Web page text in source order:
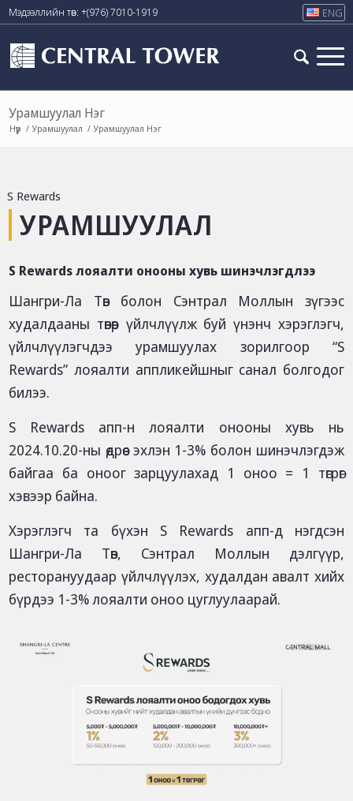
Мэдээллийн төв: +(976) 7010-1919
Урамшуулал Нэг
/ Урамшуулал / Урамшуулал Нэг
S Rewards
УРАМШУУЛАЛ
S Rewards лояалти онооны хувь шинэчлэгдлээ
Шангри-Ла Төв болон Сэнтрал Моллын зүгээс
худалдааны төвөөр үйлчлүүлж буй үнэнч хэрэглэгч,
үйлчлүүлэгчдээ урамшуулах зорилгоор “S
Rewards” лояалти аппликейшныг санал болгодог
билээ.
S Rewards апп-н лояалти онооны хувь нь
2024.10.20-ны өдрөөс эхлэн 1-3% болон шинэчлэгдэж
байгаа ба оноог зарцуулахад 1 оноо = 1 төгрөг
хэвээр байна.
Хэрэглэгч та бүхэн S Rewards апп-д нэгдсэн
Шангри-Ла Төв, Сэнтрал Моллын дэлгүүр,
ресторануудаар үйлчлүүлэх, худалдан авалт хийх
бүрдээ 1-3% лояалти оноо цуглуулаарай.
ENG